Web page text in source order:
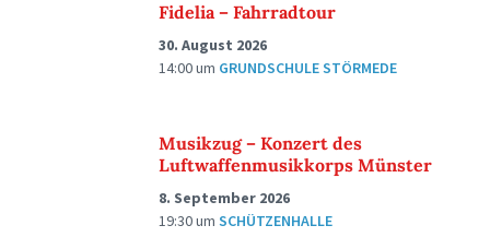
Fidelia – Fahrradtour
30. August 2026
14:00um GRUNDSCHULE STÖRMEDE
Musikzug – Konzert des
Luftwaffenmusikkorps Münster
8. September 2026
19:30um SCHÜTZENHALLE